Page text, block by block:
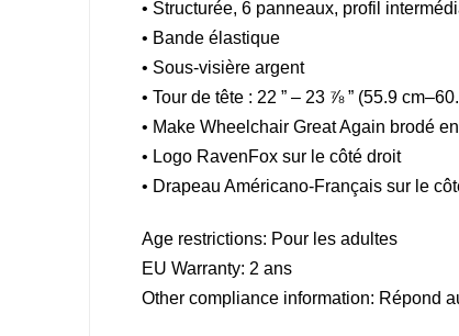
• Structurée, 6 panneaux, profil
• Bande élastique
• Sous-visière argent
• Tour de tête : 22 ” – 23 ⅞ ” (55.9
• Make Wheelchair Great Again brodé
• Logo RavenFox sur le côté droit
• Drapeau Américano-Français sur le
Age restrictions: Pour les adultes
EU Warranty: 2 ans
Other compliance information: Répond